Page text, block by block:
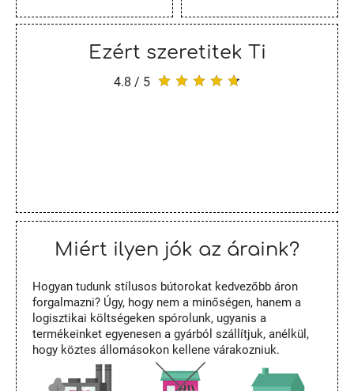
Ezért szeretitek Ti
4.8 / 5
Miért ilyen jók az áraink?
Hogyan tudunk stílusos bútorokat kedvezőbb áron
forgalmazni? Úgy, hogy nem a minőségen, hanem a
logisztikai költségeken spórolunk, ugyanis a
termékeinket egyenesen a gyárból szállítjuk, anélkül,
hogy köztes állomásokon kellene várakozniuk.